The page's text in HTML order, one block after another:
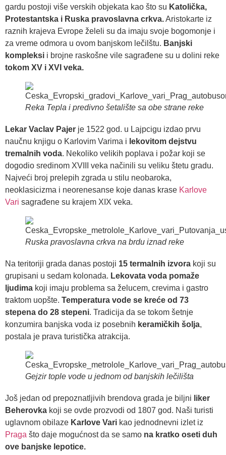
gardu postoji više verskih objekata kao što su Katolička,
Protestantska i Ruska pravoslavna crkva.Aristokarte iz
raznih krajeva Evrope želeli su da imaju svoje bogomonje i
za vreme odmora u ovom banjskom lečilštu. Banjski
kompleksi i brojne raskošne vile sagrađene su u dolini reke
tokom XV i XVI veka.
Reka Tepla i predivno šetalište sa obe strane reke
Lekar Vaclav Pajer je 1522 god. u Lajpcigu izdao prvu
naučnu knjigu o Karlovim Varima i lekovitom dejstvu
tremalnih voda. Nekoliko velikih poplava i požar koji se
dogodio sredinom XVIII veka načinili su veliku štetu gradu.
Najveći broj prelepih zgrada u stilu neobaroka,
neoklasicizma i neorenesanse koje danas krase Karlove
Vari sagrađene su krajem XIX veka.
Ruska pravoslavna crkva na brdu iznad reke
Na teritoriji grada danas postoji 15 termalnih izvora koji su
grupisani u sedam kolonada. Lekovata voda pomaže
ljudima koji imaju problema sa želucem, crevima i gastro
traktom uopšte. Temperatura vode se kreće od 73
stepena do 28 stepeni. Tradicija da se tokom šetnje
konzumira banjska voda iz posebnih keramičkih šolja,
postala je prava turistička atrakcija.
Gejzir tople vode u jednom od banjskih lečilišta
Još jedan od prepoznatljivih brendova grada je biljni liker
Beherovka koji se ovde prozvodi od 1807 god. Naši turisti
uglavnom obilaze Karlove Vari kao jednodnevni izlet iz
Praga što daje mogućnost da se samo na kratko oseti duh
ove banjske lepotice.